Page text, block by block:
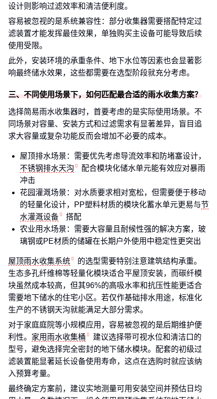
设计则影响过滤效率和清洁便利度。
容易被忽视的是系统兼容性：部分收集器需要搭配特定过
滤装置才能发挥最佳效果，单独购买主设备可能导致后续
使用受限。
此外，安装环境的承重条件、地下水位等因素也会显著影
响最终储水效果，这些都需要在选型阶段就充分考虑。
三、不同使用场景下，如何匹配最合适的雨水收集方案？
选择简易雨水收集器时，首要考虑的是实际使用场景。不
同场景对容量、安装方式和过滤需求有显著差异，盲目追
求大容量或复杂功能反而会增加不必要的成本。
屋顶排水场景：需要优先考虑导流效率和防堵塞设计，
不锈钢排水天沟
配合模块化储水单元能有效应对暴雨
冲击
花园灌溉场景：对水质要求相对宽松，但需要便于移动
的轻量化设计，PP塑料材质的模块化蓄水单元更易与节
水灌溉设备
搭配
农业用水场景：需要大容量且耐候性强的解决方案，玻
璃钢或PE材质的储罐在长期户外使用中稳定性更突出
屋顶雨水收集系统
的选型需要特别注意建筑结构承重。
生态多孔纤维棉等轻量化模块适合平屋顶安装，而碳纤模
块虽然成本较高，但其96%的高吸水率和抗压性能更适合
需要地下储水的住宅小区。若仅作基础排水用途，标准化
生产的不锈钢天沟就能满足大部分需求。
对于家庭庭院等小规模应用，容易被忽视的是后期维护便
利性。 家用雨水收集桶
建议选择带可视水位和清洁口的
型号，避免选择完全密封的地下储水模块。配套的初级过
滤装置能显著延长设备使用寿命，这点在选购时就应该纳
入预算考量。
最终确定方案前，建议实地测量可用安装空间并预估日均